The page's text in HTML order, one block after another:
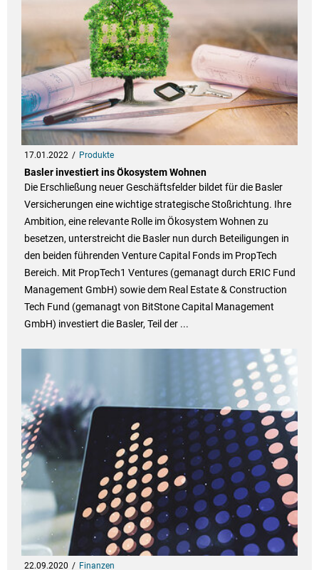
17.01.2022 Produkte
Basler investiert ins Ökosystem Wohnen
Die Erschließung neuer Geschäftsfelder bildet für die Basler
Versicherungen eine wichtige strategische Stoßrichtung. Ihre
Ambition, eine relevante Rolle im Ökosystem Wohnen zu
besetzen, unterstreicht die Basler nun durch Beteiligungen in
den beiden führenden Venture Capital Fonds im PropTech
Bereich. Mit PropTech1 Ventures (gemanagt durch ERIC Fund
Management GmbH) sowie dem Real Estate & Construction
Tech Fund (gemanagt von BitStone Capital Management
GmbH) investiert die Basler, Teil der ...
22.09.2020 Finanzen